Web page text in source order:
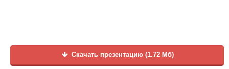
Скачать презентацию (1.72 Мб)